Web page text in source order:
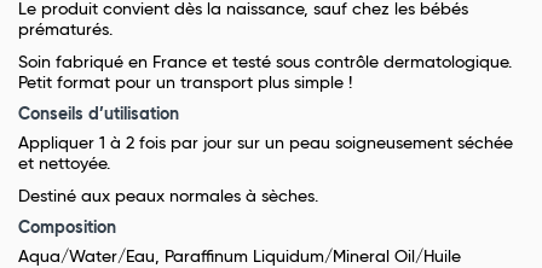
Le produit convient dès la naissance, sauf chez les bébés
prématurés.
Soin fabriqué en France et testé sous contrôle dermatologique.
Petit format pour un transport plus simple !
Conseils d’utilisation
Appliquer 1 à 2 fois par jour sur un peau soigneusement séchée
et nettoyée.
Destiné aux peaux normales à sèches.
Composition
Aqua/Water/Eau, Paraffinum Liquidum/Mineral Oil/Huile